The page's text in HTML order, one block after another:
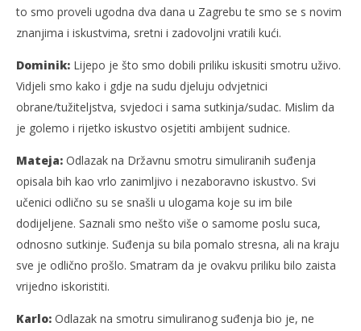
to smo proveli ugodna dva dana u Zagrebu te smo se s novim
znanjima i iskustvima, sretni i zadovoljni vratili kući.
Dominik: Lijepo je što smo dobili priliku iskusiti smotru uživo.
Vidjeli smo kako i gdje na sudu djeluju odvjetnici
obrane/tužiteljstva, svjedoci i sama sutkinja/sudac. Mislim da
je golemo i rijetko iskustvo osjetiti ambijent sudnice.
Mateja: Odlazak na Državnu smotru simuliranih suđenja
opisala bih kao vrlo zanimljivo i nezaboravno iskustvo. Svi
učenici odlično su se snašli u ulogama koje su im bile
dodijeljene. Saznali smo nešto više o samome poslu suca,
odnosno sutkinje. Suđenja su bila pomalo stresna, ali na kraju
sve je odlično prošlo. Smatram da je ovakvu priliku bilo zaista
vrijedno iskoristiti.
Karlo: Odlazak na smotru simuliranog suđenja bio je, ne